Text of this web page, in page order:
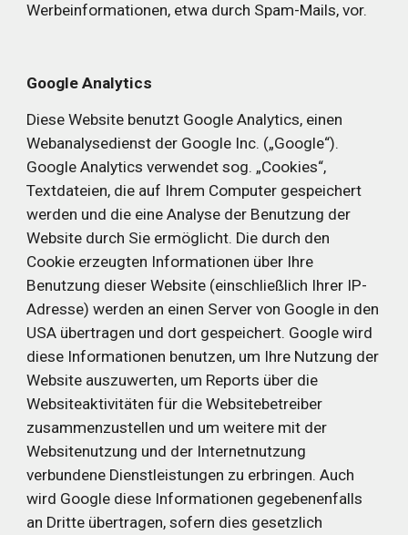
Werbeinformationen, etwa durch Spam-Mails, vor.
Google Analytics
Diese Website benutzt Google Analytics, einen
Webanalysedienst der Google Inc. („Google“).
Google Analytics verwendet sog. „Cookies“,
Textdateien, die auf Ihrem Computer gespeichert
werden und die eine Analyse der Benutzung der
Website durch Sie ermöglicht. Die durch den
Cookie erzeugten Informationen über Ihre
Benutzung dieser Website (einschließlich Ihrer IP-
Adresse) werden an einen Server von Google in den
USA übertragen und dort gespeichert. Google wird
diese Informationen benutzen, um Ihre Nutzung der
Website auszuwerten, um Reports über die
Websiteaktivitäten für die Websitebetreiber
zusammenzustellen und um weitere mit der
Websitenutzung und der Internetnutzung
verbundene Dienstleistungen zu erbringen. Auch
wird Google diese Informationen gegebenenfalls
an Dritte übertragen, sofern dies gesetzlich